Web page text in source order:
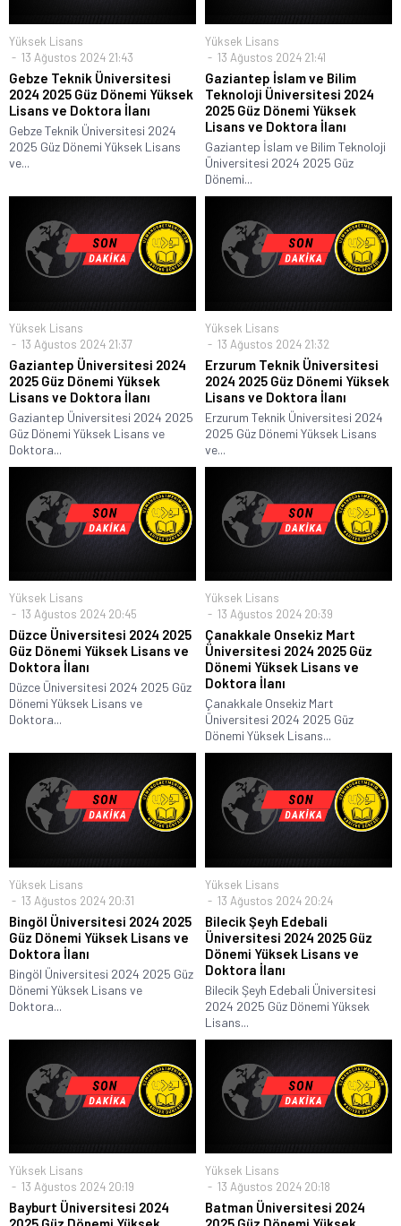
Yüksek Lisans
13 Ağustos 2024 21:43
Gebze Teknik Üniversitesi
2024 2025 Güz Dönemi Yüksek
Lisans ve Doktora İlanı
Gebze Teknik Üniversitesi 2024
2025 Güz Dönemi Yüksek Lisans
ve...
Yüksek Lisans
13 Ağustos 2024 21:41
Gaziantep İslam ve Bilim
Teknoloji Üniversitesi 2024
2025 Güz Dönemi Yüksek
Lisans ve Doktora İlanı
Gaziantep İslam ve Bilim Teknoloji
Üniversitesi 2024 2025 Güz
Dönemi...
Yüksek Lisans
13 Ağustos 2024 21:37
Gaziantep Üniversitesi 2024
2025 Güz Dönemi Yüksek
Lisans ve Doktora İlanı
Gaziantep Üniversitesi 2024 2025
Güz Dönemi Yüksek Lisans ve
Doktora...
Yüksek Lisans
13 Ağustos 2024 21:32
Erzurum Teknik Üniversitesi
2024 2025 Güz Dönemi Yüksek
Lisans ve Doktora İlanı
Erzurum Teknik Üniversitesi 2024
2025 Güz Dönemi Yüksek Lisans
ve...
Yüksek Lisans
13 Ağustos 2024 20:45
Düzce Üniversitesi 2024 2025
Güz Dönemi Yüksek Lisans ve
Doktora İlanı
Düzce Üniversitesi 2024 2025 Güz
Dönemi Yüksek Lisans ve
Doktora...
Yüksek Lisans
13 Ağustos 2024 20:39
Çanakkale Onsekiz Mart
Üniversitesi 2024 2025 Güz
Dönemi Yüksek Lisans ve
Doktora İlanı
Çanakkale Onsekiz Mart
Üniversitesi 2024 2025 Güz
Dönemi Yüksek Lisans...
Yüksek Lisans
13 Ağustos 2024 20:31
Bingöl Üniversitesi 2024 2025
Güz Dönemi Yüksek Lisans ve
Doktora İlanı
Bingöl Üniversitesi 2024 2025 Güz
Dönemi Yüksek Lisans ve
Doktora...
Yüksek Lisans
13 Ağustos 2024 20:24
Bilecik Şeyh Edebali
Üniversitesi 2024 2025 Güz
Dönemi Yüksek Lisans ve
Doktora İlanı
Bilecik Şeyh Edebali Üniversitesi
2024 2025 Güz Dönemi Yüksek
Lisans...
Yüksek Lisans
13 Ağustos 2024 20:19
Bayburt Üniversitesi 2024
Yüksek Lisans
13 Ağustos 2024 20:18
Batman Üniversitesi 2024